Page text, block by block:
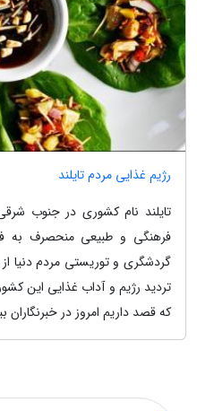
رژیم غذایی مردم تایلند
تایلند نام کشوری در جنوب
فرهنگی و طبیعی منحصرف به
گردشگری و توریستی مردم دنیا
تردید رژیم و آداب غذایی این
که قصد داریم امروز در خبرنگاران